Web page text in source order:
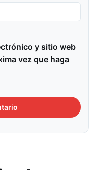
y sitio web
vez que haga